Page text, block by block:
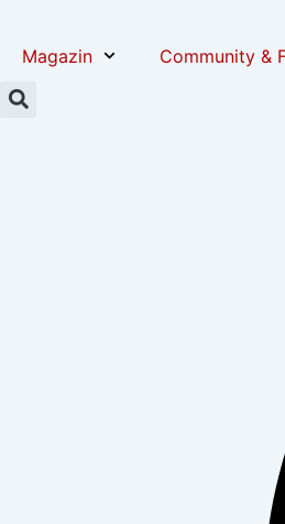
springen
Magazin Community &